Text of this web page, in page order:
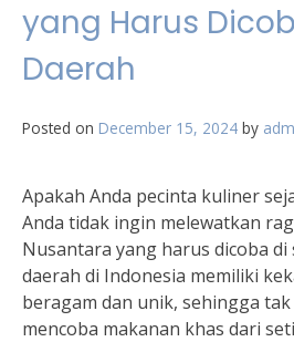
yang Harus
Daerah
Posted on December 15, 2024 by
Apakah Anda pecinta kuliner
Anda tidak ingin melewatkan
Nusantara yang harus dicoba di
daerah di Indonesia memiliki
beragam dan unik, sehingga
mencoba makanan khas dari